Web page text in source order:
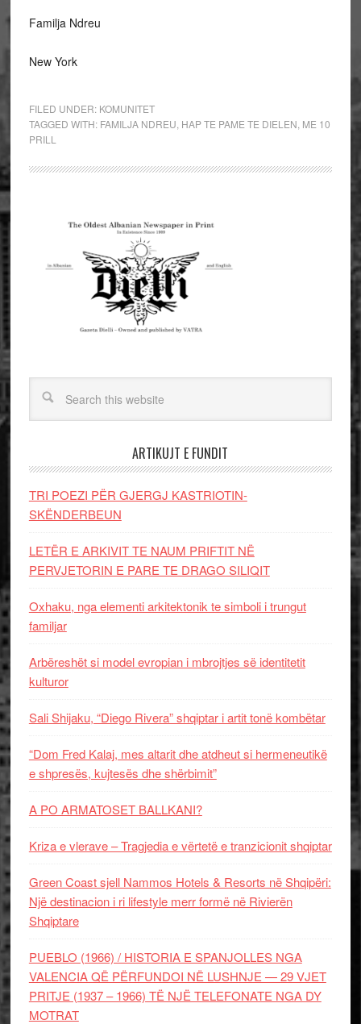
Familja Ndreu
New York
FILED UNDER: KOMUNITET
TAGGED WITH: FAMILJA NDREU HAP TE PAME TE DIELEN ME 10
PRILL
ARTIKUJT E FUNDIT
TRI POEZI PËR GJERGJ KASTRIOTIN-
SKËNDERBEUN
LETËR E ARKIVIT TE NAUM PRIFTIT NË
PERVJETORIN E PARE TE DRAGO SILIQIT
Oxhaku, nga elementi arkitektonik te simboli i trungut
familjar
Arbëreshët si model evropian i mbrojtjes së identitetit
kulturor
Sali Shijaku, “Diego Rivera” shqiptar i artit tonë kombëtar
“Dom Fred Kalaj, mes altarit dhe atdheut si hermeneutikë
e shpresës, kujtesës dhe shërbimit”
A PO ARMATOSET BALLKANI?
Kriza e vlerave – Tragjedia e vërtetë e tranzicionit shqiptar
Green Coast sjell Nammos Hotels & Resorts në Shqipëri:
Një destinacion i ri lifestyle merr formë në Rivierën
Shqiptare
PUEBLO (1966) / HISTORIA E SPANJOLLES NGA
VALENCIA QË PËRFUNDOI NË LUSHNJE — 29 VJET
PRITJE (1937 – 1966) TË NJË TELEFONATE NGA DY
MOTRAT